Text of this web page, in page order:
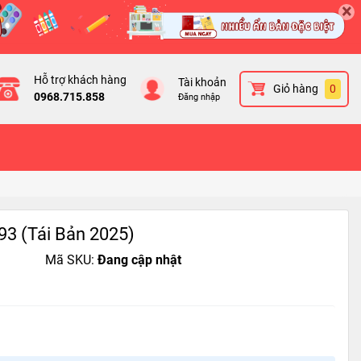
×
Hỗ trợ khách hàng
0968.715.858
Tài khoản
Đăng nhập
Giỏ hàng 0
(Tái Bản 2025)
Mã SKU:Đang cập nhật